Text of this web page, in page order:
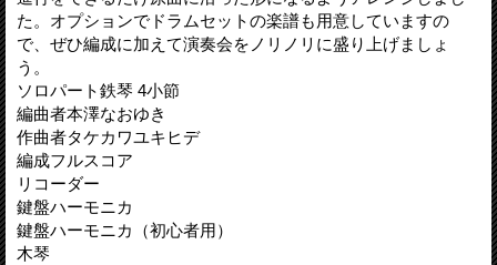
た。オプションでドラムセットの楽譜も用意していますの
で、ぜひ編成に加えて演奏会をノリノリに盛り上げましょ
う。
ソロパート鉄琴 4小節
編曲者本澤なおゆき
作曲者タケカワユキヒデ
編成フルスコア
リコーダー
鍵盤ハーモニカ
鍵盤ハーモニカ（初心者用）
木琴